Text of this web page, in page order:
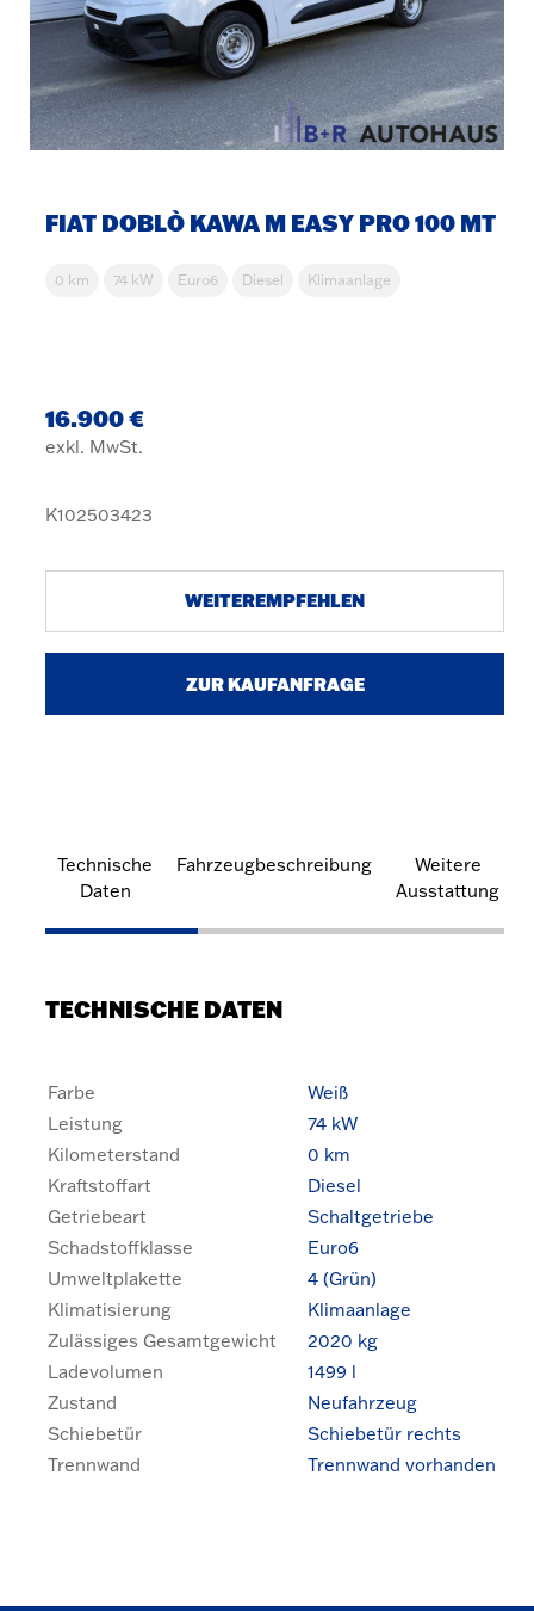
FIAT DOBLÒ KAWA M EASY PRO 100 MT
0 km 74 kW Euro6 Diesel Klimaanlage
16.900 €
exkl. MwSt.
K102503423
WEITEREMPFEHLEN
ZUR KAUFANFRAGE
Technische
Daten
Fahrzeugbeschreibung
Weitere
Ausstattung
TECHNISCHE DATEN
Farbe
Weiß
Leistung
74 kW
Kilometerstand
0 km
Kraftstoffart
Diesel
Getriebeart
Schaltgetriebe
Schadstoffklasse
Euro6
Umweltplakette
4 (Grün)
Klimatisierung
Klimaanlage
Zulässiges Gesamtgewicht
2020 kg
Ladevolumen
1499 l
Zustand
Neufahrzeug
Schiebetür
Schiebetür rechts
Trennwand
Trennwand vorhanden